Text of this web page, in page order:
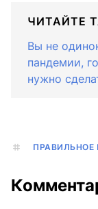
ЧИТАЙТЕ
Вы не
пандемии,
нужно
ПРАВИЛЬНОЕ